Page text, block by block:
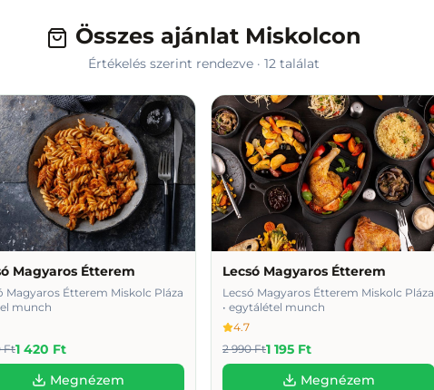
Összes ajánlat Miskolcon
Értékelés szerint rendezve· 12 találat
Magyaros Étterem
Magyaros Étterem Miskolc Pláza
munch
Ft1 420 Ft
Megnézem
Lecsó Magyaros Étterem
Lecsó Magyaros Étterem Miskolc Pláza
• egytálétel munch
4.7
2 990 Ft1 195 Ft
Megnézem